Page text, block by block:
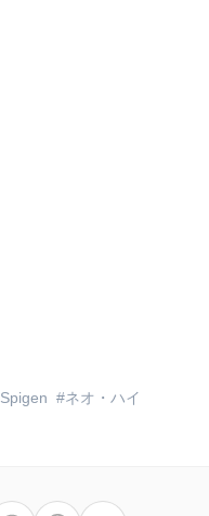
Spigen
ネオ・ハイ